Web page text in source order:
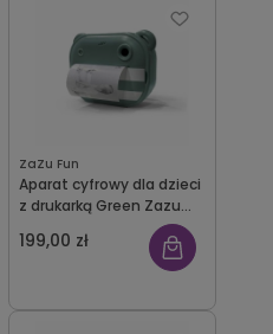
ZaZu Fun
Aparat cyfrowy dla dzieci
z drukarką Green Zazu
199,00 zł